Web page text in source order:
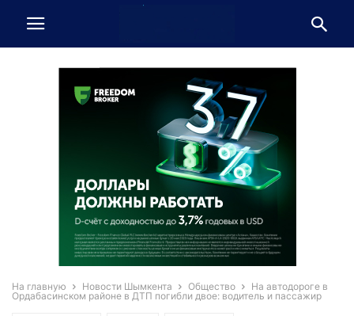
На главную Новости Шымкента Общество
На автодороге в
Ордабасинском районе в ДТП погибли двое: водитель и пассажир